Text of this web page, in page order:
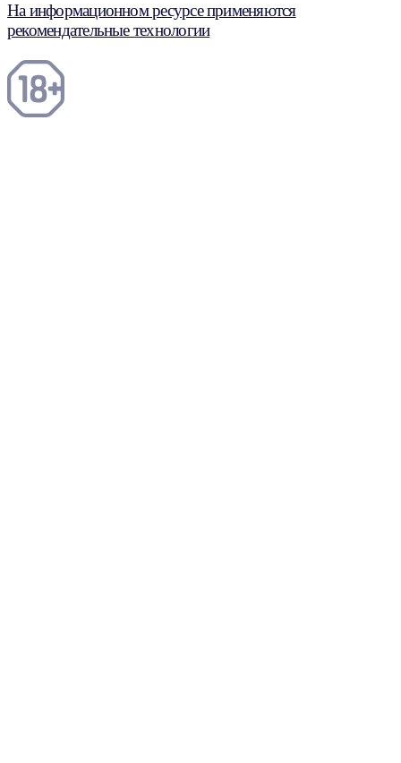
На информационном ресурсе применяются
рекомендательные технологии